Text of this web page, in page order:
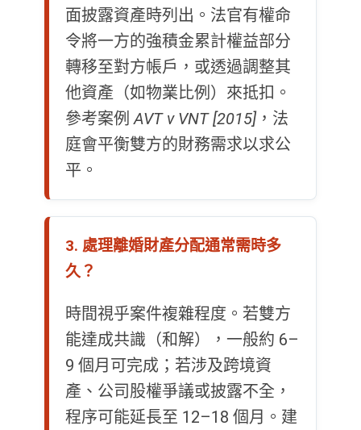
面披露資產時列出。法官有權命
令將一方的強積金累計權益部分
轉移至對方帳戶，或透過調整其
他資產（如物業比例）來抵扣。
參考案例 AVT v VNT [2015]，法
庭會平衡雙方的財務需求以求公
平。
3. 處理離婚財產分配通常需時多
久？
時間視乎案件複雜程度。若雙方
能達成共識（和解），一般約 6–
9 個月可完成；若涉及跨境資
產、公司股權爭議或披露不全，
程序可能延長至 12–18 個月。建